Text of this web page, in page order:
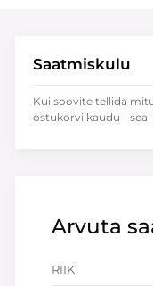
Arvuta
RIIK
Saatmiskulu
Kui soovite tellida
ostukorvi kaudu - seal